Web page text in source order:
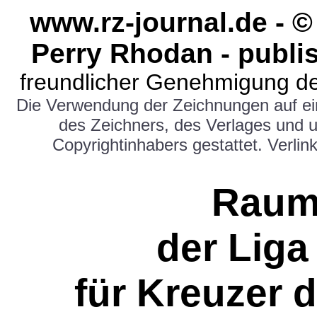
www.rz-journal.de -
Perry Rhodan -
freundlicher Genehmigung
Die Verwendung der Zeichnungen auf
des Zeichners, des Verlages und
Copyrightinhabers gestattet.
der
für Kreuzer